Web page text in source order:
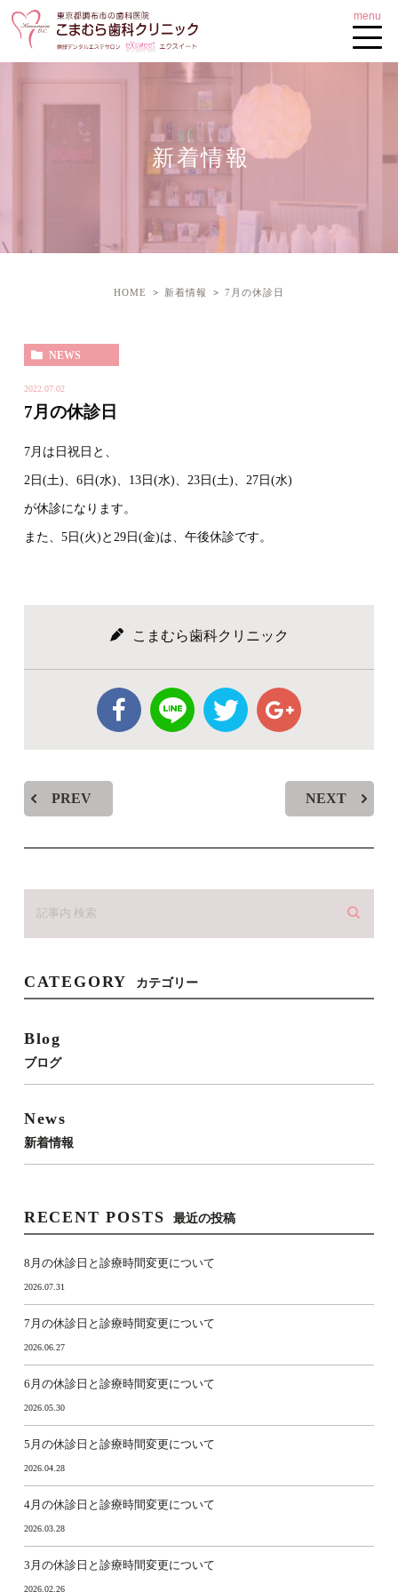
新着情報
HOME 新着情報 7月の休診日
NEWS
2022.07.02
7月の休診日
7月は日祝日と、
2日(土)、6日(水)、13日(水)、23日(土)、27日(水)
が休診になります。
また、5日(火)と29日(金)は、午後休診です。
こまむら歯科クリニック
PREV NEXT
CATEGORY カテゴリー
Blog
ブログ
News
新着情報
RECENT POSTS 最近の投稿
8月の休診日と診療時間変更について
2026.07.31
7月の休診日と診療時間変更について
2026.06.27
6月の休診日と診療時間変更について
2026.05.30
5月の休診日と診療時間変更について
2026.04.28
4月の休診日と診療時間変更について
2026.03.28
3月の休診日と診療時間変更について
2026.02.26